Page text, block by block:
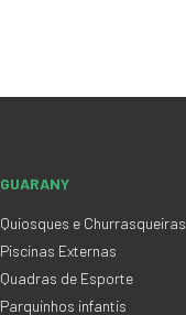
GUARANY
Quiosques e Churrasqueiras
Piscinas Externas
Quadras de Esporte
Parquinhos infantis